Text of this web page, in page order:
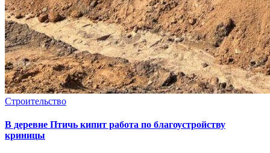
Строительство
В деревне Птичь кипит работа по благоустройству
криницы